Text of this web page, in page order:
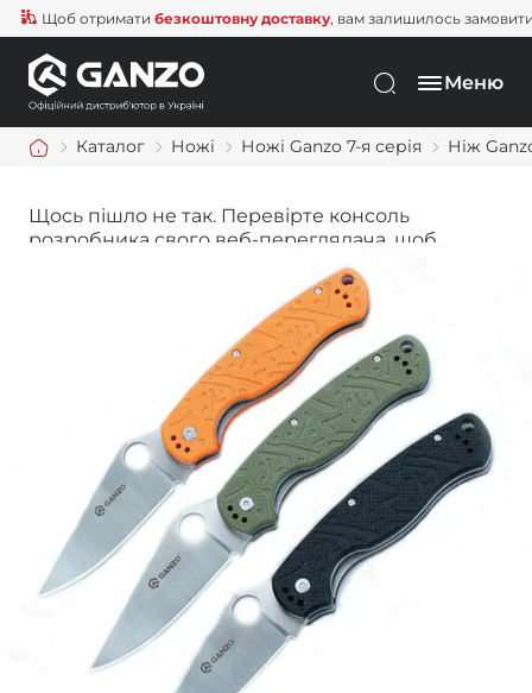
Щоб отриматибезкоштовну доставку, вам залишилось замовити ще
Меню
Каталог Ножі Ножі Ganzo 7-я серія Ніж
Щось пішло не так. Перевірте консоль
розробника свого веб-переглядача, щоб